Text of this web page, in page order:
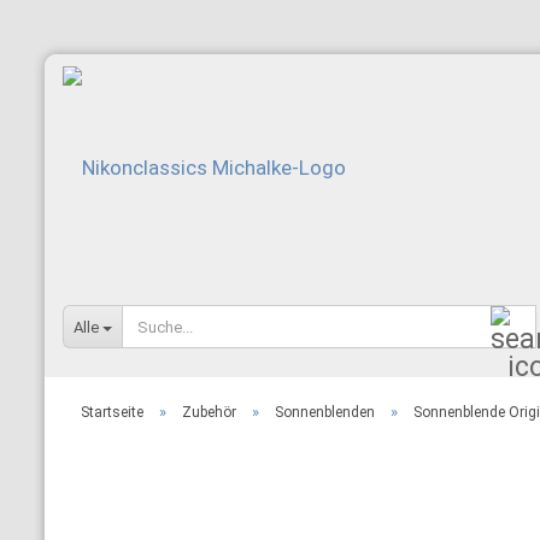
Alle
Startseite » Zubehör » Sonnenblenden » Sonnenblende